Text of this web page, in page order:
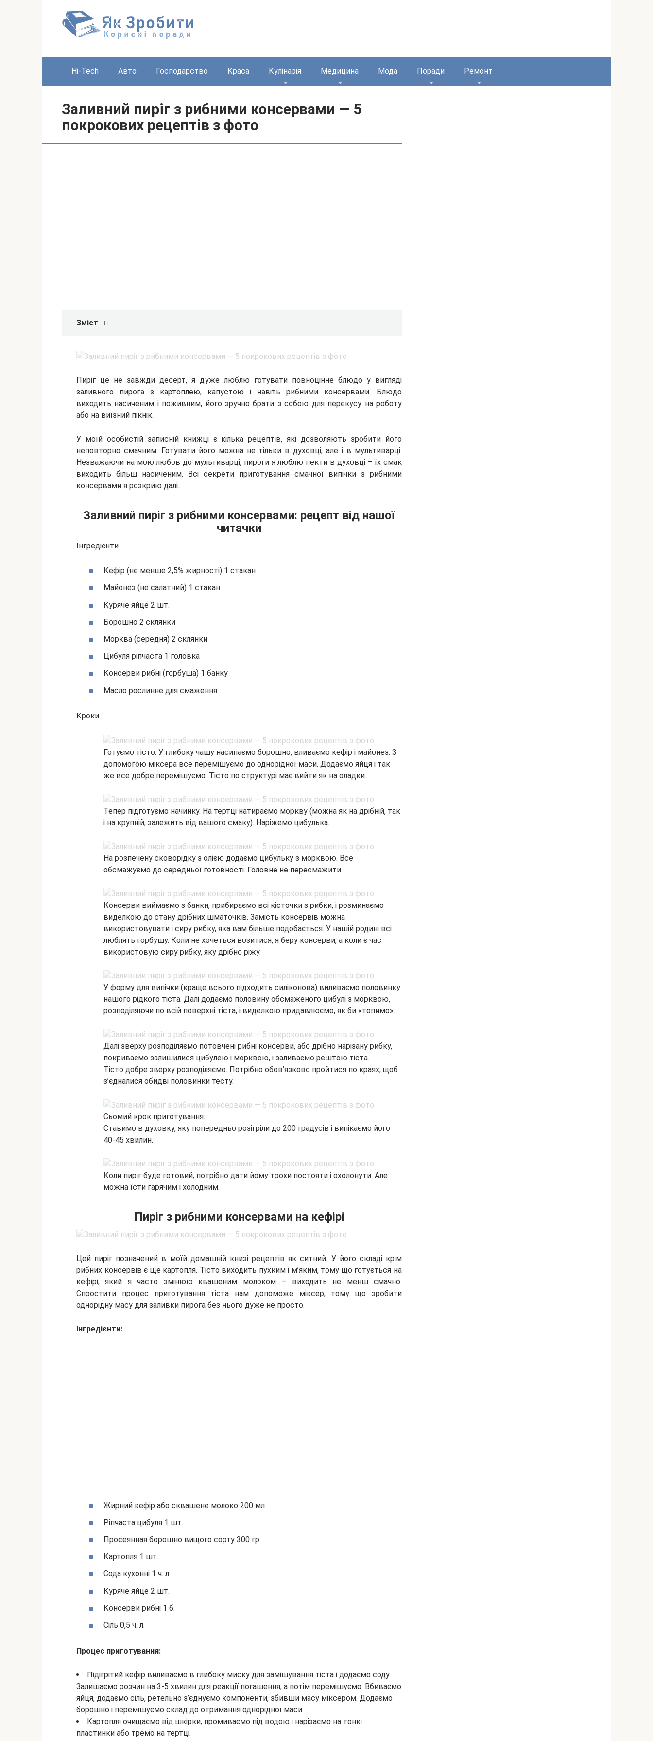
Hi-Tech Авто Господарство Краса Кулінарія Медицина Мода Поради Ремонт
Заливний пиріг з рибними консервами — 5
покрокових рецептів з фото
Зміст
Пиріг це не завжди десерт, я дуже люблю готувати повноцінне блюдо у вигляді
заливного пирога з картоплею, капустою і навіть рибними консервами. Блюдо
виходить насиченим і поживним, його зручно брати з собою для перекусу на роботу
або на виїзний пікнік.
У моїй особистій записній книжці є кілька рецептів, які дозволяють зробити його
неповторно смачним. Готувати його можна не тільки в духовці, але і в мультиварці.
Незважаючи на мою любов до мультиварці, пироги я люблю пекти в духовці – їх смак
виходить більш насиченим. Всі секрети приготування смачної випічки з рибними
консервами я розкрию далі.
Заливний пиріг з рибними консервами: рецепт від нашої
читачки
Інгредієнти
Кефір (не менше 2,5% жирності) 1 стакан
Майонез (не салатний) 1 стакан
Куряче яйце 2 шт.
Борошно 2 склянки
Морква (середня) 2 склянки
Цибуля ріпчаста 1 головка
Консерви рибні (горбуша) 1 банку
Масло рослинне для смаження
Кроки
Готуємо тісто. У глибоку чашу насипаємо борошно, вливаємо кефір і майонез. З
допомогою міксера все перемішуємо до однорідної маси. Додаємо яйця і так
же все добре перемішуємо. Тісто по структурі має вийти як на оладки.
Тепер підготуємо начинку. На тертці натираємо моркву (можна як на дрібній, так
і на крупній, залежить від вашого смаку). Наріжемо цибулька.
На розпечену сковорідку з олією додаємо цибульку з морквою. Все
обсмажуємо до середньої готовності. Головне не пересмажити.
Консерви виймаємо з банки, прибираємо всі кісточки з рибки, і розминаємо
виделкою до стану дрібних шматочків. Замість консервів можна
використовувати і сиру рибку, яка вам більше подобається. У нашій родині всі
люблять горбушу. Коли не хочеться возитися, я беру консерви, а коли є час
використовую сиру рибку, яку дрібно ріжу.
У форму для випічки (краще всього підходить силіконова) виливаємо половинку
нашого рідкого тіста. Далі додаємо половину обсмаженого цибулі з морквою,
розподіляючи по всій поверхні тіста, і виделкою придавлюємо, як би «топимо».
Далі зверху розподіляємо потовчені рибні консерви, або дрібно нарізану рибку,
покриваємо залишилися цибулею і морквою, і заливаємо рештою тіста.
Тісто добре зверху розподіляємо. Потрібно обов’язково пройтися по краях, щоб
з’єдналися обидві половинки тесту.
Сьомий крок приготування.
Ставимо в духовку, яку попередньо розігріли до 200 градусів і випікаємо його
40-45 хвилин.
Коли пиріг буде готовий, потрібно дати йому трохи постояти і охолонути. Але
можна їсти гарячим і холодним.
Пиріг з рибними консервами на кефірі
Цей пиріг позначений в моїй домашній книзі рецептів як ситний. У його складі крім
рибних консервів є ще картопля. Тісто виходить пухким і м’яким, тому що готується на
кефірі, який я часто змінюю квашеним молоком – виходить не менш смачно.
Спростити процес приготування тіста нам допоможе міксер, тому що зробити
однорідну масу для заливки пирога без нього дуже не просто.
Інгредієнти:
Жирний кефір або сквашене молоко 200 мл
Ріпчаста цибуля 1 шт.
Просеянная борошно вищого сорту 300 гр.
Картопля 1 шт.
Сода кухонні 1 ч. л.
Куряче яйце 2 шт.
Консерви рибні 1 б.
Сіль 0,5 ч. л.
Процес приготування:
Підігрітий кефір виливаємо в глибоку миску для замішування тіста і додаємо соду.
Залишаємо розчин на 3-5 хвилин для реакції погашення, а потім перемішуємо. Вбиваємо
яйця, додаємо сіль, ретельно з’єднуємо компоненти, збивши масу міксером. Додаємо
борошно і перемішуємо склад до отримання однорідної маси.
Картопля очищаємо від шкірки, промиваємо під водою і нарізаємо на тонкі
пластинки або тремо на тертці.